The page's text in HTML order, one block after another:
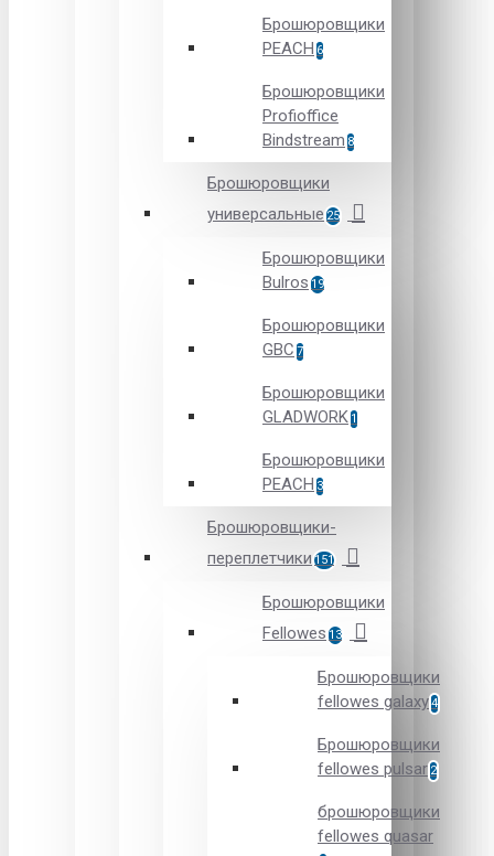
Брошюровщики
PEACH 6
Брошюровщики
Profioffice
Bindstream 8
Брошюровщики
универсальные 25
Брошюровщики
Bulros 19
Брошюровщики
GBC 7
Брошюровщики
GLADWORK 1
Брошюровщики
PEACH 3
Брошюровщики-
переплетчики 151
Брошюровщики
Fellowes 13
Брошюровщики
fellowes galaxy4
Брошюровщики
fellowes pulsar 2
брошюровщики
fellowes quasar